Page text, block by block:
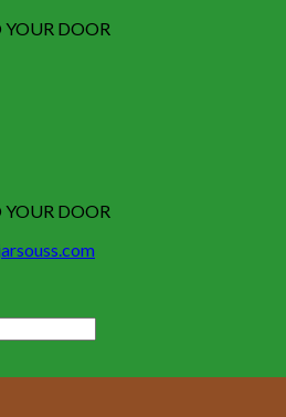
YOUR DOOR
YOUR DOOR